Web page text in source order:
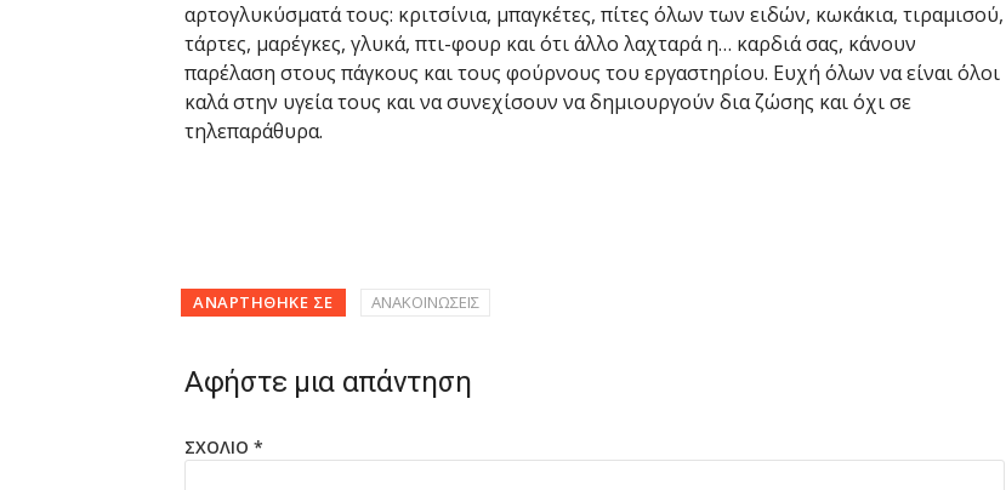
αρτογλυκύσματά τους: κριτσίνια, μπαγκέτες, πίτες όλων των ειδών, κωκάκια, τιραμισού,
τάρτες, μαρέγκες, γλυκά, πτι-φουρ και ότι άλλο λαχταρά η… καρδιά σας, κάνουν
παρέλαση στους πάγκους και τους φούρνους του εργαστηρίου. Ευχή όλων να είναι όλοι
καλά στην υγεία τους και να συνεχίσουν να δημιουργούν δια ζώσης και όχι σε
τηλεπαράθυρα.
ΑΝΑΡΤΉΘΗΚΕ ΣΕ ΑΝΑΚΟΙΝΩΣΕΙΣ
Αφήστε μια απάντηση
ΣΧΌΛΙΟ *